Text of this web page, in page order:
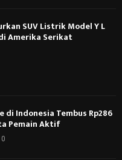
SUV Listrik Model Y L
Amerika Serikat
di Indonesia Tembus Rp286
Pemain Aktif
0